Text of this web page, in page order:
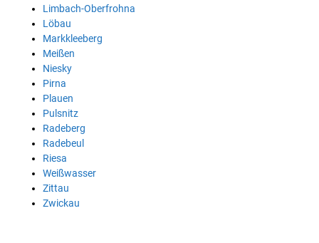
Limbach-Oberfrohna
Löbau
Markkleeberg
Meißen
Niesky
Pirna
Plauen
Pulsnitz
Radeberg
Radebeul
Riesa
Weißwasser
Zittau
Zwickau